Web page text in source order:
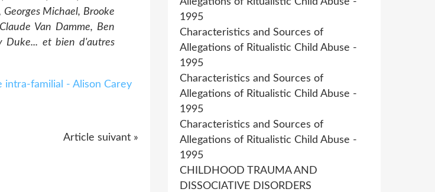
Michael, Brooke
Van Damme, Ben
Duke... et bien d'autres
Article suivant »
1995
Characteristics and Sources of
Allegations of Ritualistic Child Abuse -
1995
Characteristics and Sources of
Allegations of Ritualistic Child Abuse -
1995
Characteristics and Sources of
Allegations of Ritualistic Child Abuse -
1995
CHILDHOOD TRAUMA AND
DISSOCIATIVE DISORDERS